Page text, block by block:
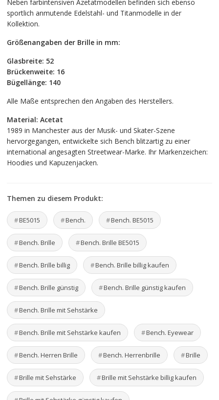
Neben farbintensiven Azetatmodellen befinden sich ebenso
sportlich anmutende Edelstahl- und Titanmodelle in der
Kollektion.
Größenangaben der Brille in mm:
Glasbreite: 52
Brückenweite: 16
Bügellänge: 140
Alle Maße entsprechen den Angaben des Herstellers.
Material: Acetat
1989 in Manchester aus der Musik- und Skater-Szene
hervorgegangen, entwickelte sich Bench blitzartig zu einer
international angesagten Streetwear-Marke. Ihr Markenzeichen:
Hoodies und Kapuzenjacken.
Themen zu diesem Produkt:
BE5015 Bench. Bench. BE5015
Bench. Brille Bench. Brille BE5015
Bench. Brille billig Bench. Brille billig kaufen
Bench. Brille günstig Bench. Brille günstig kaufen
Bench. Brille mit Sehstärke
Bench. Brille mit Sehstärke kaufen Bench. Eyewear
Bench. Herren Brille Bench. Herrenbrille Brille
Brille mit Sehstärke Brille mit Sehstärke billig kaufen